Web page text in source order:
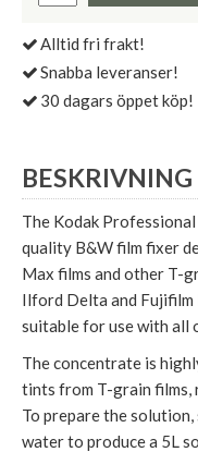
Alltid fri frakt!
Snabba leveranser!
30 dagars öppet köp!
BESKRIVNING
The Kodak
quality B&W film fixer
Max films and other T-
Ilford Delta and Fujifilm
suitable for use with all
The concentrate is
tints from T-grain films,
To prepare the
water to produce a 5L